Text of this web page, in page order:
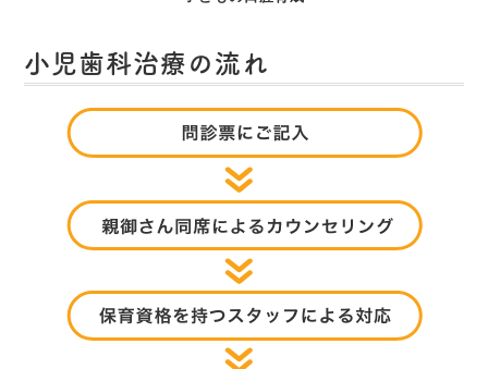
小児歯科治療の流れ